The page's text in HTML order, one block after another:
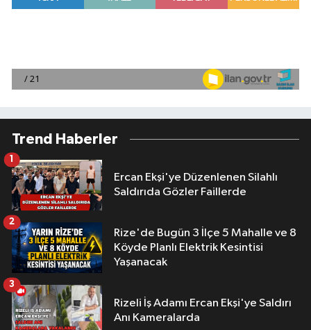
Trend Haberler
Ercan Ekşi'ye Düzenlenen Silahlı
Saldırıda Gözler Faillerde
1
Rize'de Bugün 3 İlçe 5 Mahalle ve 8
Köyde Planlı Elektrik Kesintisi
Yaşanacak
2
Rizeli İş Adamı Ercan Ekşi'ye Saldırı
Anı Kameralarda
3